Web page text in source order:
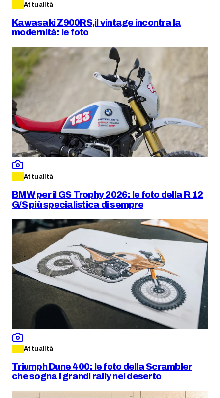
Attualità
Kawasaki Z900RS,il vintage incontra la
modernità: le foto
Attualità
BMW per il GS Trophy 2026: le foto della R 12
G/S più specialistica di sempre
Attualità
Triumph Dune 400: le foto della Scrambler
che sogna i grandi rally nel deserto